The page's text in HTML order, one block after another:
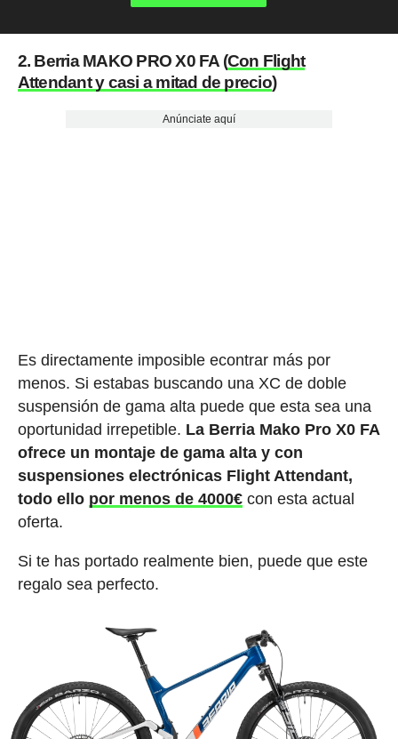
2. Berria MAKO PRO X0 FA (Con Flight
Attendant y casi a mitad de precio)
Anúnciate aquí
Es directamente imposible econtrar más por
menos. Si estabas buscando una XC de doble
suspensión de gama alta puede que esta sea una
oportunidad irrepetible. La Berria Mako Pro X0 FA
ofrece un montaje de gama alta y con
suspensiones electrónicas Flight Attendant,
todo ello por menos de 4000€ con esta actual
oferta.
Si te has portado realmente bien, puede que este
regalo sea perfecto.